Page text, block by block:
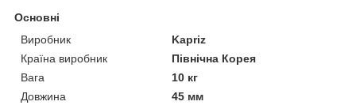
Основні
Виробник
Kapriz
Країна виробник
Північна Корея
Вага
10 кг
Довжина
45 мм